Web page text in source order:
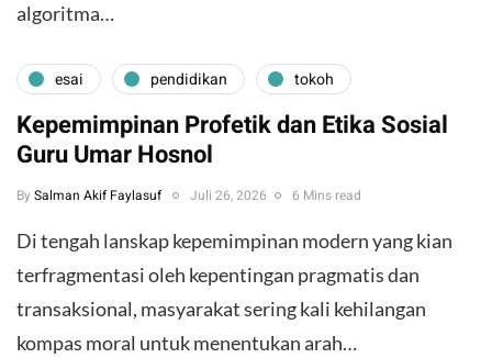
algoritma…
esai pendidikan tokoh
Kepemimpinan Profetik dan Etika Sosial
Guru Umar Hosnol
By Salman Akif Faylasuf Juli 26, 2026 6 Mins read
Di tengah lanskap kepemimpinan modern yang kian
terfragmentasi oleh kepentingan pragmatis dan
transaksional, masyarakat sering kali kehilangan
kompas moral untuk menentukan arah…